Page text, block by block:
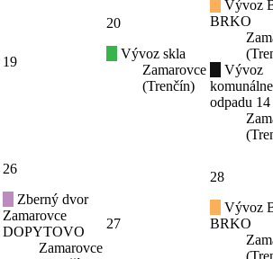
19
20
Vývoz skla
Zamarovce
(Trenčín)
Vývoz
BRKO
Vývoz
odpadu
26
Zberný dvor
Zamarovce
DOPYTOVO
Zamarovce
27
28
Vývoz
BRKO